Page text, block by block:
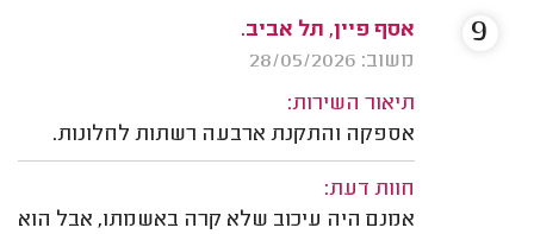
אסף פיין, תל אביב.
משוב: 28/05/2026
תיאור השירות:
אספקה והתקנת ארבעה רשתות לחלונות.
חוות דעת:
אמנם היה עיכוב שלא קרה באשמתו, אבל הוא
9